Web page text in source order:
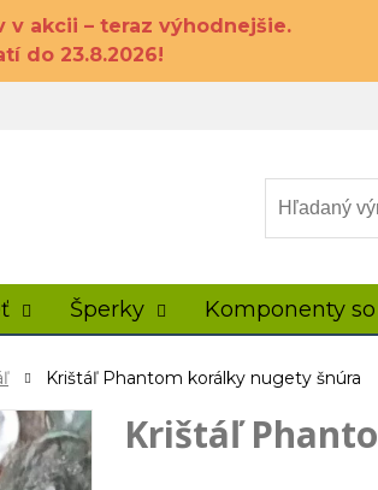
v akcii – teraz výhodnejšie.
do 23.8.2026!
Šperky Komponenty
Krištáľ Phantom korálky nugety šnúra
Krištáľ